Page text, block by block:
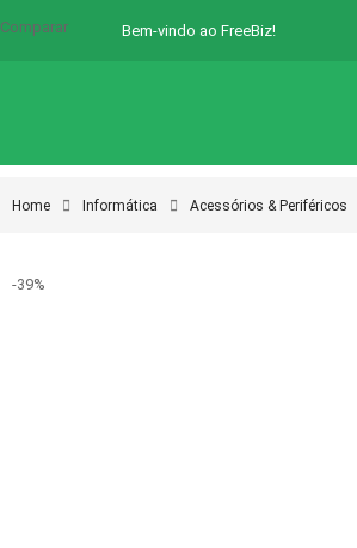
Bem-vindo ao FreeBiz!
Home Informática Acessórios & Periféricos
-39%
Comparar